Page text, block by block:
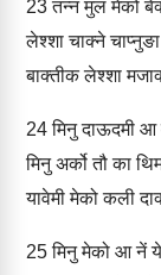
23तन्‍न मुल मेको
लेश्‍शा चाक्‍ने
बाक्‍तीक लेश्‍शा
24मिनु दाऊदमी आ
मिनु अर्को तौ का
यावेमी मेको कली
25मिनु मेको आ नें